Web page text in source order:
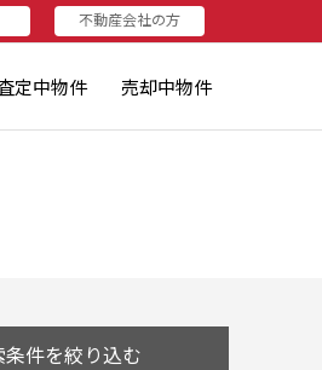
不動産会社の方
定中物件 売却中物件
条件を絞り込む